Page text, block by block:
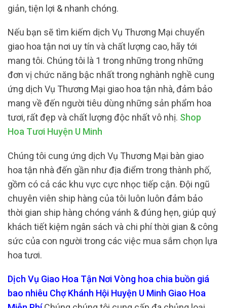
giản, tiện lợi & nhanh chóng.
Nếu bạn sẽ tìm kiếm dịch Vụ Thương Mại chuyển
giao hoa tận nơi uy tín và chất lượng cao, hãy tới
mang tôi. Chúng tôi là 1 trong những trong những
đơn vị chức năng bậc nhất trong nghành nghề cung
ứng dịch Vụ Thương Mại giao hoa tận nhà, đảm bảo
mang về đến người tiêu dùng những sản phẩm hoa
tươi, rất đẹp và chất lượng độc nhất vô nhị. Shop
Hoa Tươi Huyện U Minh
Chúng tôi cung ứng dịch Vụ Thương Mại bàn giao
hoa tận nhà đến gần như địa điểm trong thành phố,
gồm có cả các khu vực cực nhọc tiếp cận. Đội ngũ
chuyên viên ship hàng của tôi luôn luôn đảm bảo
thời gian ship hàng chóng vánh & đúng hẹn, giúp quý
khách tiết kiệm ngân sách và chi phí thời gian & công
sức của con người trong các việc mua sắm chọn lựa
hoa tươi.
Dịch Vụ Giao Hoa Tận Nơi Vòng hoa chia buồn giá
bao nhiêu Chợ Khánh Hội Huyện U Minh Giao Hoa